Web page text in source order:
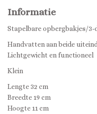
Informatie
Stapelbare opbergbakjes/3-
Handvatten aan beide
Lichtgewicht en functioneel
Klein
Lengte 32 cm
Breedte 19 cm
Hoogte 11 cm